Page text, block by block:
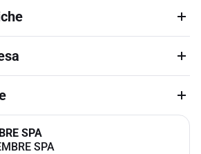
SPA
SPA